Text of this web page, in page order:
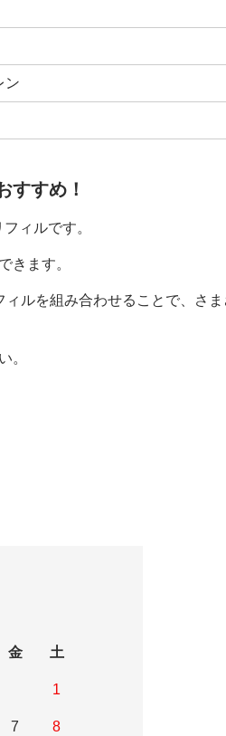
ン
すすめ！
ィルです。
きます。
ルを組み合わせることで、さ
。
金 土
1
7 8